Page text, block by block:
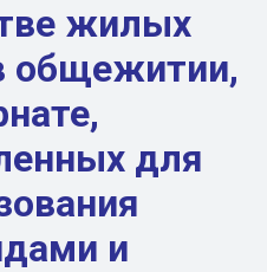
жилых
общежитии,
для
и